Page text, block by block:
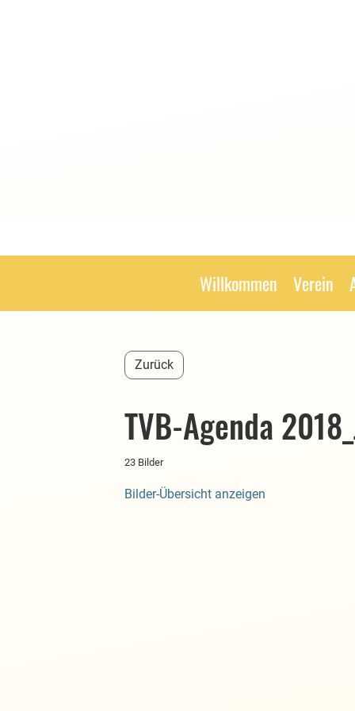
Willkommen Verein
Zurück
TVB-Agenda
23 Bilder
Bilder-Übersicht anzeigen